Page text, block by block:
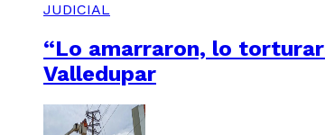
JUDICIAL
“Lo amarraron, lo
Valledupar